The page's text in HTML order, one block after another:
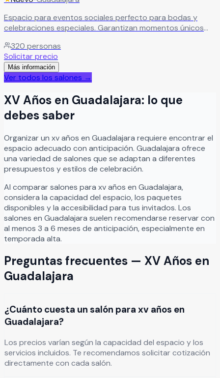
Espacio para eventos sociales perfecto para bodas y
celebraciones especiales. Garantizan momentos únicos
para siempre.Leer más
320 personas
Solicitar precio
Más información
Ver todos los salones →
XV Años en Guadalajara: lo que
debes saber
Organizarun xv años en Guadalajara requiere encontrar el
espacio adecuado con anticipación. Guadalajara ofrece
una variedad de salones que se adaptan a diferentes
presupuestos y estilos de celebración.
Al comparar salones para xv años en Guadalajara,
considera la capacidad del espacio, los paquetes
disponibles y la accesibilidad para tus invitados. Los
salones en Guadalajara suelen recomendarse reservar con
al menos 3 a 6 meses de anticipación, especialmente en
temporada alta.
Preguntas frecuentes — XV Años en
Guadalajara
¿Cuánto cuesta un salón para xv años en
Guadalajara?
Los precios varían según la capacidad del espacio y los
servicios incluidos. Te recomendamos solicitar cotización
directamente con cada salón.